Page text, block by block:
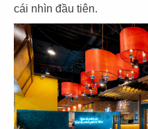
cái nhìn đầu tiên.
77
HẢI SẢN HOÀNG GIA
CN Ba tháng hai - Q.10